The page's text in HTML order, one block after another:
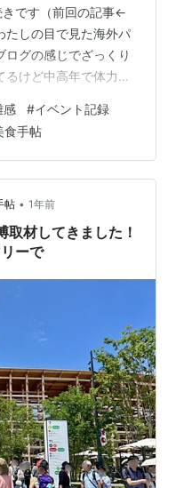
です（前回の記事←
たしの目で見た海外パ
ログの感じでざっくり
けど中高年で体力な
、暑い！どこに行く
長く伸びる行列。 最
もわかりますでしょ？
広すぎる！（ディズ
照り返しが強いので
感 #イベント記録
食手帖
帖 • 1年前
取材してきました！
ーで